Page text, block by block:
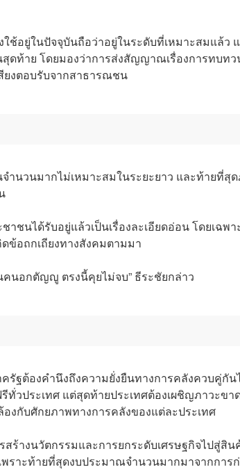
ช้อยู่ในปัจจุบันถือว่าอยู่ในระดับที่เหมาะสมแล้ว
ดท้าย โดยมองว่าการส่งสัญญาณเรื่องการทบท
ยงตอบรับจากสาธารณชน
นวนมากไม่เหมาะสมในระยะยาว และท้ายที่สุ
ชนได้รับอยู่แล้วเป็นเรื่องละเอียดอ่อน โดยเฉพา
ข้อถกเถียงทางสังคมตามมา
คนอกตัญญู ตรงนี้คุยไม่จบ” ธีระชัยกล่าว
รัฐต้องคำนึงถึงความยั่งยืนทางการคลังควบคู่กัน
วประเทศ แต่สุดท้ายประเทศต้องเผชิญภาวะขา
งกับศักยภาพทางการคลังของแต่ละประเทศ
ร้างนวัตกรรมและการยกระดับเศรษฐกิจไปสู่สิน
ราะท้ายที่สุดงบประมาณจำนวนมากมาจากการ